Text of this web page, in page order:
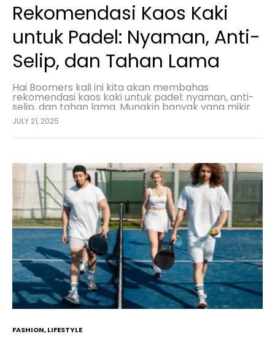
Rekomendasi Kaos Kaki
untuk Padel: Nyaman, Anti-
Selip, dan Tahan Lama
Hai Boomers kali ini kita akan membahas
rekomendasi kaos kaki untuk padel: nyaman, anti-
selip, dan tahan lama. Mungkin banyak yang mikir
kaos kaki cuma pelengkap saat main padel, tapi
kenyataannya,…
JULY 21, 2025
FASHION,LIFESTYLE